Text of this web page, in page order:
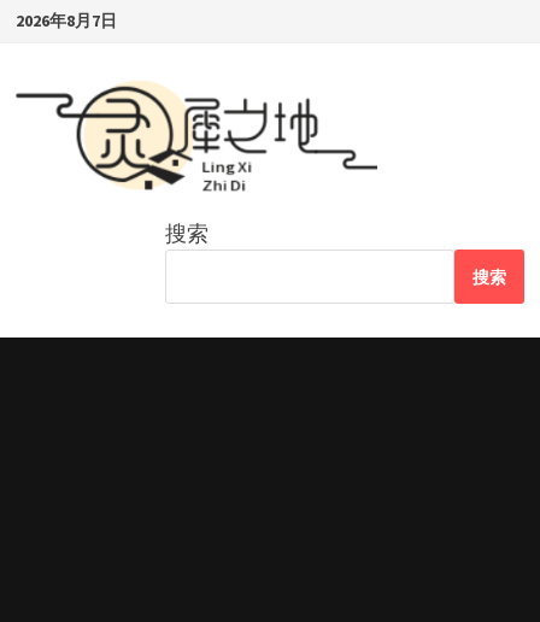
Skip2026年8月7日
搜索
搜索